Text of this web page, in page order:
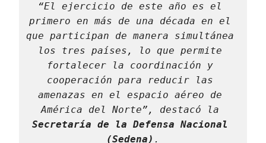
“El ejercicio de este año es el
primero en más de una década en el
que participan de manera simultánea
los tres países, lo que permite
fortalecer la coordinación y
cooperación para reducir las
amenazas en el espacio aéreo de
Secretaría de la Defensa Nacional
(Sedena) .